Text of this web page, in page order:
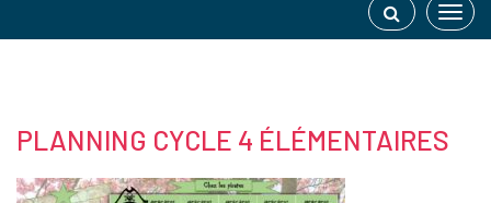
PLANNING CYCLE 4 ÉLÉMENTAIRES